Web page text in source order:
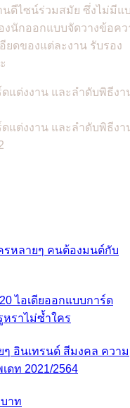
นดีไซน์ร่วมสมัย ซึ่งไม่มีแ
นักออกแบบจัดวางข้อค
ยดของแต่ละงาน รับรอง
รหลายๆ คนต้องมนต์กับ
ไอเดียออกแบบการ์ด
หราไม่ซ้ำใคร
ๆ อินเทรนด์ สีมงคล ความ
ดท 2021/2564
าท